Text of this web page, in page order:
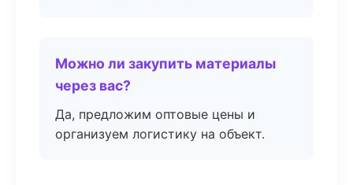
Можно ли закупить материалы
через вас?
Да, предложим оптовые цены и
организуем логистику на объект.